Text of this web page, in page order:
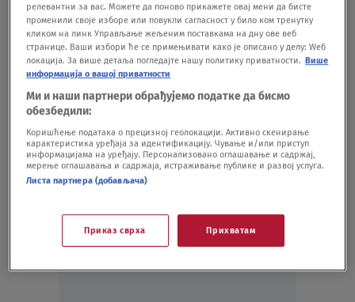
"Ovo je 18+": Hrvat psuje na tajm-autu, dve
lepotice se ljube u prenosu uživo VIDEO
KOŠARKA22.02.23.
Hrvat napao Zvezdu: Kako su krenuli
dovešće i Kristijana Ronalda
KOŠARKA24.12.22.
релевантни за вас. Можете да поново прикажете овај мени да бисте
променили своје изборе или повукли сагласност у било ком тренутку
кликом на линк Управљање жељеним поставкама на дну ове веб
странице. Ваши избори ће се примењивати како је описано у делу: Wеб
локација. За више детаља погледајте нашу политику приватности. Више
информација о вашој приватности
Ми и наши партнери обрађујемо податке да бисмо
обезбедили:
Коришћење података о прецизној геолокацији. Активно скенирање
карактеристика уређаја за идентификацију. Чување и/или приступ
информацијама на уређају. Персонализовано оглашавање и садржај,
мерење оглашавања и садржаја, истраживање публике и развој услуга.
Листа партнера (добављача)
Приказ сврха Прихватам